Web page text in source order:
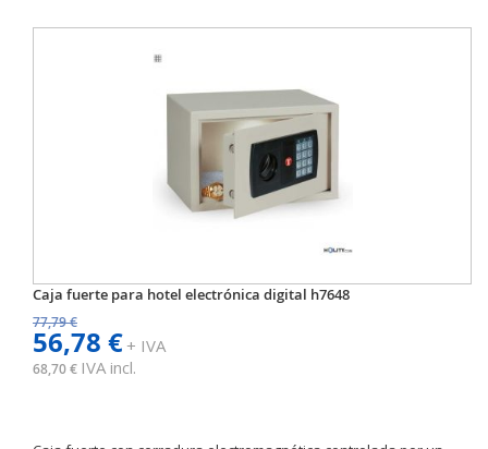
Caja fuerte para hotel electrónica digital h7648
77,79 €
56,78 €+ IVA
68,70 € IVA incl.